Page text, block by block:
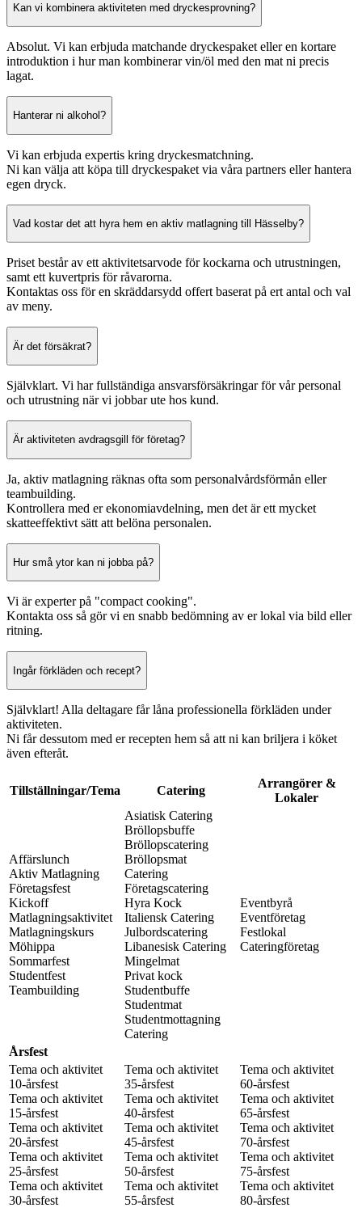
Kan vi kombinera aktiviteten med dryckesprovning?
Absolut. Vi kan erbjuda matchande dryckespaket eller en kortare
introduktion i hur man kombinerar vin/öl med den mat ni precis
lagat.
Hanterar ni alkohol?
Vi kan erbjuda expertis kring dryckesmatchning.
Ni kan välja att köpa till dryckespaket via våra partners eller hantera
egen dryck.
Vad kostar det att hyra hem en aktiv matlagning till Hässelby?
Priset består av ett aktivitetsarvode för kockarna och utrustningen,
samt ett kuvertpris för råvarorna.
Kontaktas oss för en skräddarsydd offert baserat på ert antal och val
av meny.
Är det försäkrat?
Självklart. Vi har fullständiga ansvarsförsäkringar för vår personal
och utrustning när vi jobbar ute hos kund.
Är aktiviteten avdragsgill för företag?
Ja, aktiv matlagning räknas ofta som personalvårdsförmån eller
teambuilding.
Kontrollera med er ekonomiavdelning, men det är ett mycket
skatteeffektivt sätt att belöna personalen.
Hur små ytor kan ni jobba på?
Vi är experter på "compact cooking".
Kontakta oss så gör vi en snabb bedömning av er lokal via bild eller
ritning.
Ingår förkläden och recept?
Självklart! Alla deltagare får låna professionella förkläden under
aktiviteten.
Ni får dessutom med er recepten hem så att ni kan briljera i köket
även efteråt.
Tillställningar/Tema Catering
Arrangörer &
Lokaler
Affärslunch
Aktiv Matlagning
Företagsfest
Kickoff
Matlagningsaktivitet
Matlagningskurs
Möhippa
Sommarfest
Studentfest
Teambuilding
Asiatisk Catering
Bröllopsbuffe
Bröllopscatering
Bröllopsmat
Catering
Företagscatering
Hyra Kock
Italiensk Catering
Julbordscatering
Libanesisk Catering
Mingelmat
Privat kock
Studentbuffe
Studentmat
Studentmottagning
Catering
Eventbyrå
Eventföretag
Festlokal
Cateringföretag
Årsfest
Tema och aktivitet
10-årsfest
Tema och aktivitet
15-årsfest
Tema och aktivitet
20-årsfest
Tema och aktivitet
25-årsfest
Tema och aktivitet
30-årsfest
Tema och aktivitet
35-årsfest
Tema och aktivitet
40-årsfest
Tema och aktivitet
45-årsfest
Tema och aktivitet
50-årsfest
Tema och aktivitet
55-årsfest
Tema och aktivitet
60-årsfest
Tema och aktivitet
65-årsfest
Tema och aktivitet
70-årsfest
Tema och aktivitet
75-årsfest
Tema och aktivitet
80-årsfest